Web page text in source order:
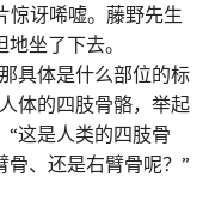
惊讶唏嘘。藤野先生
坐了下去。
具体是什么部位的标
体的四肢骨骼，举起
“这是人类的四肢骨
、还是右臂骨呢？”